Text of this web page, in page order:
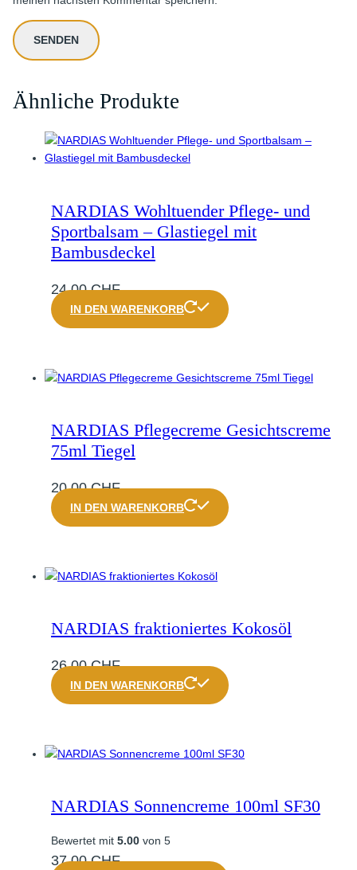
Ähnliche Produkte
NARDIAS Wohltuender Pflege- und
Sportbalsam – Glastiegel mit
Bambusdeckel
24,00CHF
IN DEN WARENKORB
NARDIAS Pflegecreme Gesichtscreme
75ml Tiegel
20,00CHF
IN DEN WARENKORB
NARDIAS fraktioniertes Kokosöl
26,00CHF
IN DEN WARENKORB
NARDIAS Sonnencreme 100ml SF30
Bewertet mit 5.00 von 5
37,00CHF